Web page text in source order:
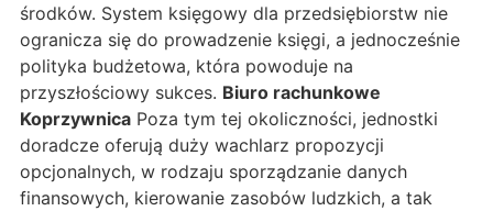
środków. System księgowy dla przedsiębiorstw nie
ogranicza się do prowadzenie księgi, a jednocześnie
polityka budżetowa, która powoduje na
przyszłościowy sukces. Biuro rachunkowe
Koprzywnica Poza tym tej okoliczności, jednostki
doradcze oferują duży wachlarz propozycji
opcjonalnych, w rodzaju sporządzanie danych
finansowych, kierowanie zasobów ludzkich, a tak